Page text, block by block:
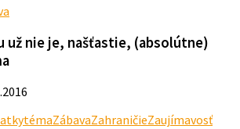
už nie je, našťastie, (absolútne)
témaZábavaZahraničieZaujímavosť